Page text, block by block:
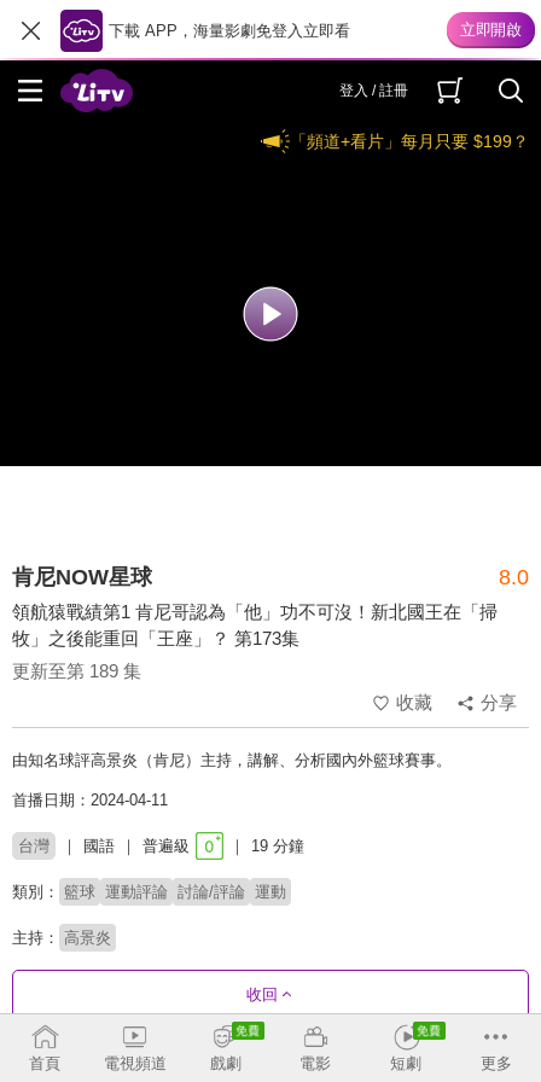
下載 APP，海量影劇免登入立即看
登入 / 註冊
「頻道+看片」每月只要 $199？
肯尼NOW星球 8.0
領航猿戰績第1 肯尼哥認為「他」功不可沒！新北國王在「掃
牧」之後能重回「王座」？ 第173集
更新至第 189 集
收藏
分享
由知名球評高景炎（肯尼）主持，講解、分析國內外籃球賽事。
首播日期：2024-04-11
台灣 國語 普遍級 19 分鐘
類別： 籃球 運動評論 討論/評論 運動
主持： 高景炎
收回
劇集列表 反序
首頁 電視頻道 戲劇 電影 短劇 更多